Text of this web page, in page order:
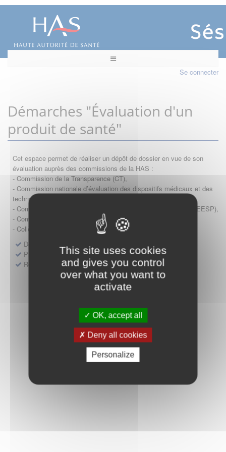
This site uses cookies
and gives you control
over what you want to
activate
OK, accept all
Deny all cookies
Personalize
Se connecter
Démarches "Évaluation d'un
produit de santé"
Cet espace permet de réaliser un dépôt de dossier en vue de son
évaluation auprès des commissions de la HAS :
- Commission de la Transparence (CT),
- Commission nationale d’évaluation des dispositifs médicaux et des
technologies de santé (CNEDiMTS),
- Commission d'évaluation économique et de santé publique (CEESP),
- Commission technique des vaccinations (CTV)
- Collège HAS (Forfait innovation : DM, DM-DIV, actes)
Dépôt d'un dossier pour un produit de santé
Protocoles d'études post-inscription
Rencontres précoces